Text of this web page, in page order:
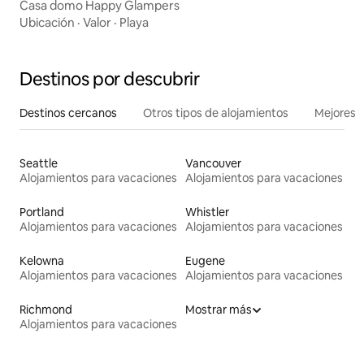
Casa domo Happy Glampers
Ubicación · Valor · Playa
Destinos por descubrir
Destinos cercanos Otros tipos de alojamientos Mejores
Seattle
Alojamientos para vacaciones
Vancouver
Alojamientos para vacaciones
Portland
Alojamientos para vacaciones
Whistler
Alojamientos para vacaciones
Kelowna
Alojamientos para vacaciones
Eugene
Alojamientos para vacaciones
Richmond
Alojamientos para vacaciones
Mostrar más